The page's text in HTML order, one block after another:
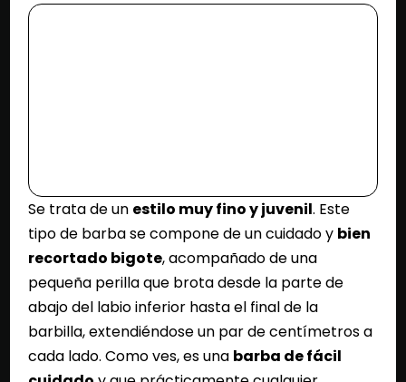
Se trata de un estilo muy fino y juvenil. Este
tipo de barba se compone de un cuidado y bien
recortado bigote, acompañado de una
pequeña perilla que brota desde la parte de
abajo del labio inferior hasta el final de la
barbilla, extendiéndose un par de centímetros a
cada lado. Como ves, es una barba de fácil